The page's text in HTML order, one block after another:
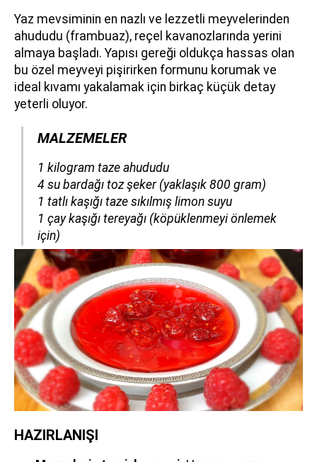
Yaz mevsiminin en nazlı ve lezzetli meyvelerinden
ahududu (frambuaz), reçel kavanozlarında yerini
almaya başladı. Yapısı gereği oldukça hassas olan
bu özel meyveyi pişirirken formunu korumak ve
ideal kıvamı yakalamak için birkaç küçük detay
yeterli oluyor.
MALZEMELER
​​​​​​​1 kilogram taze ahududu
4 su bardağı toz şeker (yaklaşık 800 gram)
1 tatlı kaşığı taze sıkılmış limon suyu
1 çay kaşığı tereyağı (köpüklenmeyi önlemek
için)
HAZIRLANIŞI